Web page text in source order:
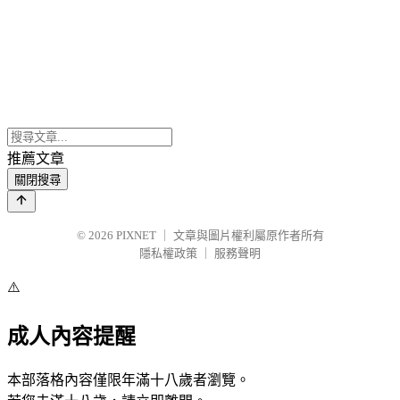
推薦文章
關閉搜尋
© 2026 PIXNET
文章與圖片權利屬原作者所有
隱私權政策
服務聲明
⚠️
成人內容提醒
本部落格內容僅限年滿十八歲者瀏覽。